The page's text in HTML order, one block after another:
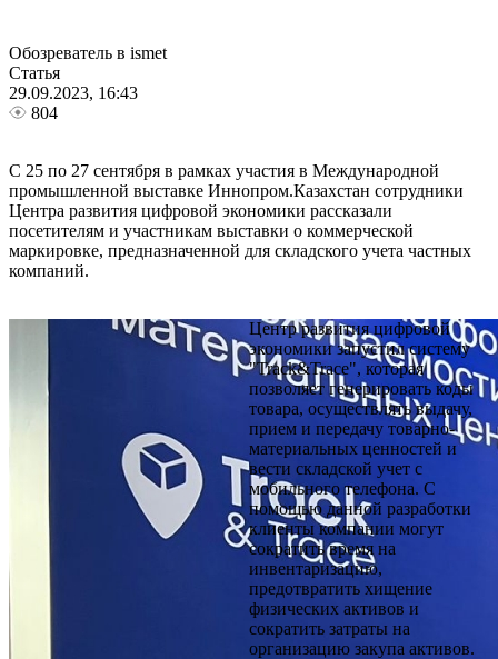
Обозреватель в ismet
Статья
29.09.2023, 16:43
804
С 25 по 27 сентября в рамках участия в Международной
промышленной выставке Иннопром.Казахстан сотрудники
Центра развития цифровой экономики рассказали
посетителям и участникам выставки о коммерческой
маркировке, предназначенной для складского учета частных
компаний.
Центр развития цифровой
экономики запустил систему
"Track&Trace", которая
позволяет генерировать коды
товара, осуществлять выдачу,
прием и передачу товарно-
материальных ценностей и
вести складской учет с
мобильного телефона. С
помощью данной разработки
клиенты компании могут
сократить время на
инвентаризацию,
предотвратить хищение
физических активов и
сократить затраты на
организацию закупа активов.